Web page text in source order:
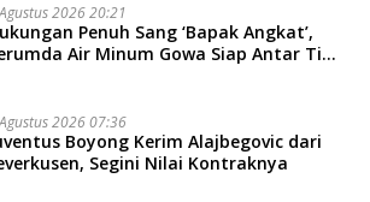
2026 20:21
Penuh Sang ‘Bapak Angkat’,
Air Minum Gowa Siap Antar Tim
2026 07:36
Boyong Kerim Alajbegovic dari
Segini Nilai Kontraknya